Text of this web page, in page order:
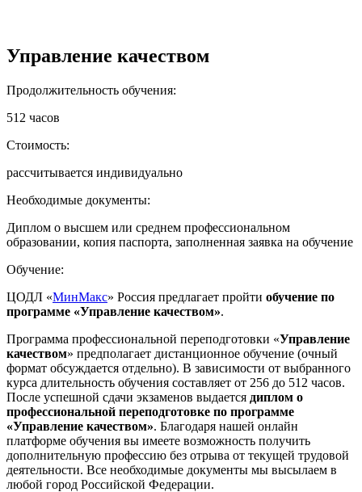
Управление качеством
Продолжительность обучения:
512 часов
Стоимость:
рассчитывается индивидуально
Необходимые документы:
Диплом о высшем или среднем профессиональном
образовании, копия паспорта, заполненная заявка на обучение
Обучение:
ЦОДЛ «МинМакс» Россия предлагает пройти обучение по
программе «Управление качеством».
Программа профессиональной переподготовки «Управление
качеством» предполагает дистанционное обучение (очный
формат обсуждается отдельно). В зависимости от выбранного
курса длительность обучения составляет от 256 до 512 часов.
После успешной сдачи экзаменов выдается диплом о
профессиональной переподготовке по программе
«Управление качеством». Благодаря нашей онлайн
платформе обучения вы имеете возможность получить
дополнительную профессию без отрыва от текущей трудовой
деятельности. Все необходимые документы мы высылаем в
любой город Российской Федерации.